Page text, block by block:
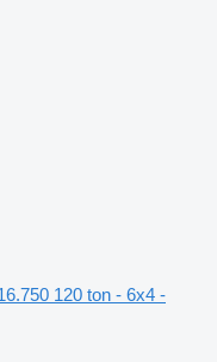
120 ton - 6x4 -